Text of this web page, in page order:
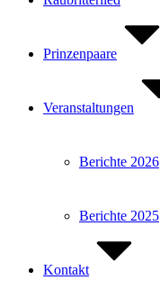
Prinzenpaare
Veranstaltungen
Berichte 2026
Berichte 2025
Kontakt